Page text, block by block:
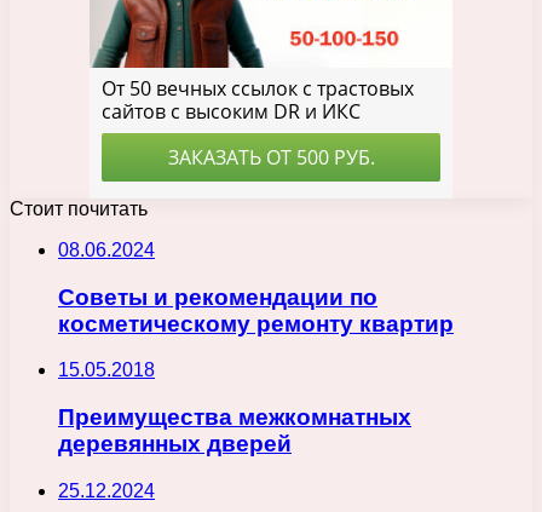
Стоит почитать
08.06.2024
Советы и рекомендации по
косметическому ремонту квартир
15.05.2018
Преимущества межкомнатных
деревянных дверей
25.12.2024